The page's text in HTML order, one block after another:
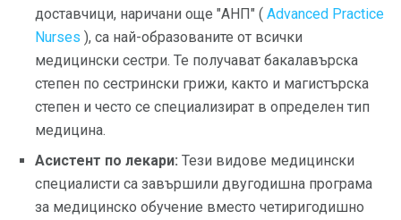
доставчици, наричани още "АНП" ( Advanced Practice
Nurses ), са най-образованите от всички
медицински сестри. Те получават бакалавърска
степен по сестрински грижи, както и магистърска
степен и често се специализират в определен тип
медицина.
Асистент по лекари: Тези видове медицински
специалисти са завършили двугодишна програма
за медицинско обучение вместо четиригодишно